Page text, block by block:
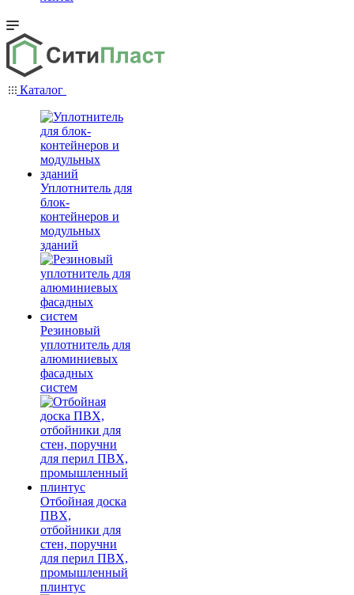
Каталог
Уплотнитель для
блок-
контейнеров и
модульных
зданий
Резиновый
уплотнитель для
алюминиевых
фасадных
систем
Отбойная доска
ПВХ,
отбойники для
стен, поручни
для перил ПВХ,
промышленный
плинтус